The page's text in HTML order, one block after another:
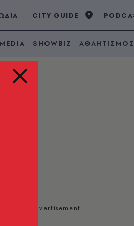
CITY GUIDE
SHOWBIZ ΑΘΛΗΤΙΣΜΟΣ